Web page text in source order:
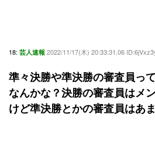
18: 芸人速報 2022/11/17(木) 20:33:31.06
準々決勝や準決勝の審査員っ
なんかな？決勝の審査員はメ
けど準決勝とかの審査員はあ